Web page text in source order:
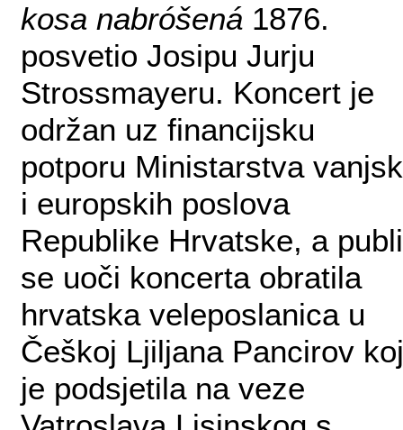
kosa nabróšená 1876.
posvetio Josipu Jurju
Strossmayeru. Koncert je
održan uz financijsku
potporu Ministarstva
i europskih poslova
Republike Hrvatske, a
se uoči koncerta obratila
hrvatska veleposlanica u
Češkoj Ljiljana Pancirov
je podsjetila na veze